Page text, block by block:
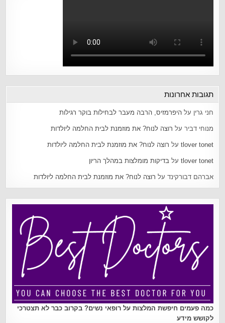
תגובות אחרונות
חני גרין עלהיפרמזיס, הרבה מעבר לבחילות בוקר רגילות
מנוחי דביר על רוצה לנוח? את מוזמנת לבית החלמה ליולדות
tlover tonet על רוצה לנוח? את מוזמנת לבית החלמה ליולדות
tlover tonet עלבדיקות מומלצות במהלך הריון
אברהם דבורקינד על רוצה לנוח? את מוזמנת לבית החלמה ליולדות
כמה פעמים חיפשת המלצות על רופאי נשים? בקרוב כבר לא תצטרכי
לקושש מידע